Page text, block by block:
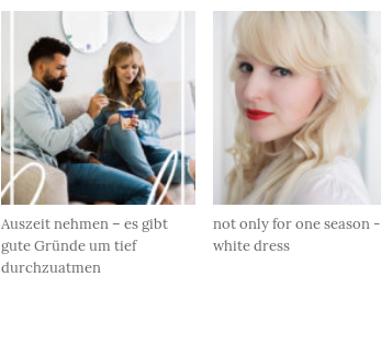
Auszeit nehmen – es gibt
gute Gründe um tief
durchzuatmen
not only for one season -
white dress